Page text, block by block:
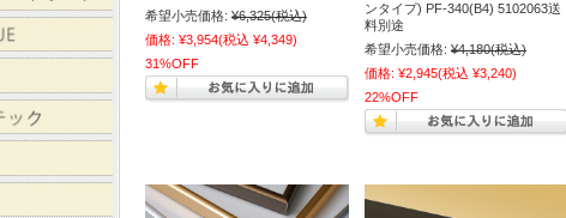
希望小売価格: ¥6,325(税込)
価格: ¥3,954(税込 ¥4,349)
31%OFF
ンタイプ) PF-340(B4) 5102063送
料別途
希望小売価格: ¥4,180(税込)
価格: ¥2,945(税込 ¥3,240)
22%OFF